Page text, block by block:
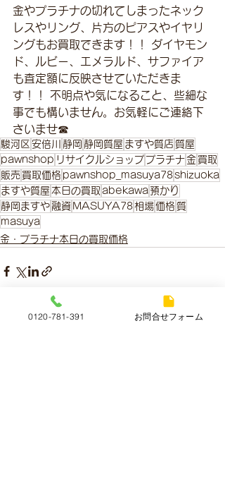
金やプラチナの切れてしまったネック
レスやリング、片方のピアスやイヤリ
ングもお買取できます！！ ダイヤモン
ド、ルビー、エメラルド、サファイア
も査定額に反映させていただきま
す！！ 不明点や気になること、些細な
事でも構いません。お気軽にご連絡下
さいませ☎
駿河区 安倍川 静岡 静岡質屋 ますや質店 質屋
pawnshop リサイクルショップ プラチナ 金 買取
販売 買取価格 pawnshop_masuya78shizuoka
ますや質屋 本日の買取 abekawa 預かり
静岡ますや 融資 MASUYA78相場 価格質
masuya
金・プラチナ本日の買取価格
最新記事 すべて表示
0120-781-391 お問合せフォーム